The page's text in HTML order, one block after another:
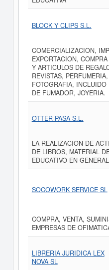
BLOCK Y CLIPS S.L.
COMERCIALIZACION,
EXPORTACION,
Y ARTICULOS DE
REVISTAS,
FOTOGRAFIA,
DE FUMADOR, JOYERIA.
OTTER PASA S.L.
LA REALIZACION DE
DE LIBROS, MATERIAL
EDUCATIVO EN
SOCOWORK SERVICE SL
COMPRA, VENTA,
EMPRESAS DE
LIBRERIA JURIDICA LEX
NOVA SL